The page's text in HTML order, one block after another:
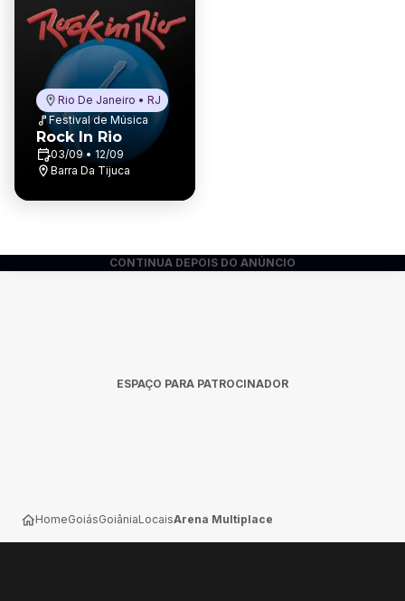
Rio De Janeiro • RJ
Festival de Música
Rock In Rio
03/09 • 12/09
Barra Da Tijuca
CONTINUA DEPOIS DO ANÚNCIO
ESPAÇO PARA PATROCINADOR
HomeGoiásGoiâniaLocaisArena Multiplace